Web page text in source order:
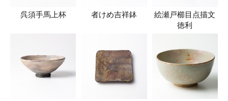
呉須手馬上杯 者けめ吉祥鉢
絵瀬戸櫛目点描文
徳利